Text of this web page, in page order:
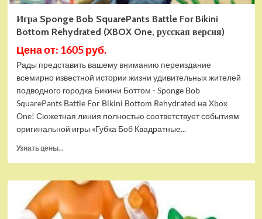
Игра Sponge Bob SquarePants Battle For Bikini
Bottom Rehydrated (XBOX One, русская версия)
Цена от: 1605 руб.
Рады представить вашему вниманию переиздание
всемирно известной истории жизни удивительных жителей
подводного городка Бикини Боттом - Sponge Bob
SquarePants Battle For Bikini Bottom Rehydrated на Xbox
One! Сюжетная линия полностью соответствует событиям
оригинальной игры «Губка Боб Квадратные...
Узнать цены...
Игра
Sponge
Bob
SquarePants